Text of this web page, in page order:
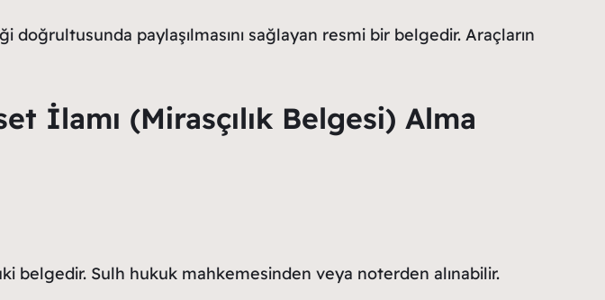
doğrultusunda paylaşılmasını sağlayan resmi bir belgedir. Araçların
İlamı (Mirasçılık Belgesi) Alma
belgedir. Sulh hukuk mahkemesinden veya noterden alınabilir.